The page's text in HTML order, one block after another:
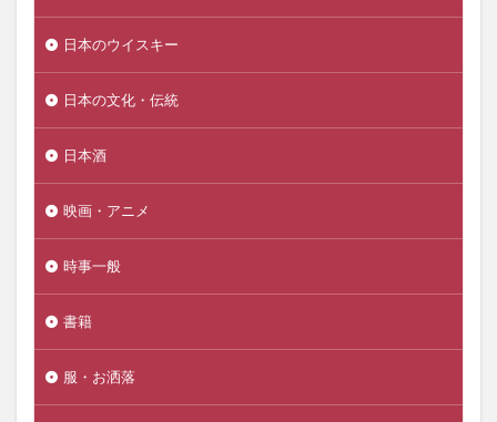
日本のウイスキー
日本の文化・伝統
日本酒
映画・アニメ
時事一般
書籍
服・お洒落